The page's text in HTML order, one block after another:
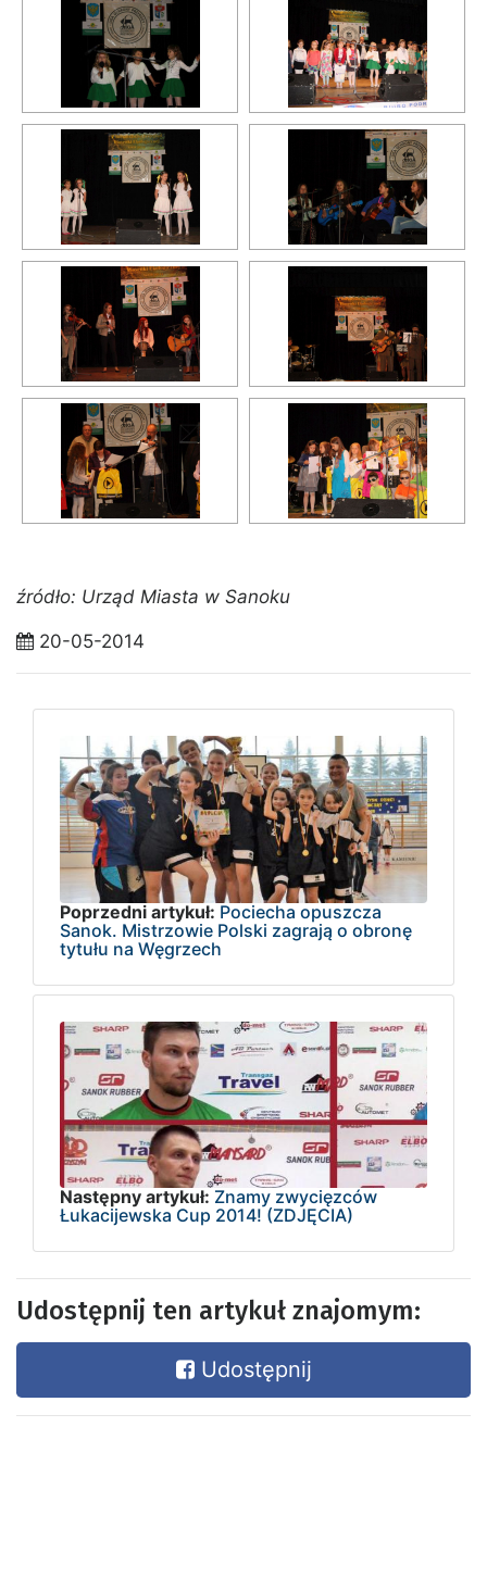
źródło: Urząd Miasta w Sanoku
20-05-2014
Poprzedni artykuł: Pociecha opuszcza
Sanok. Mistrzowie Polski zagrają o obronę
tytułu na Węgrzech
Następny artykuł: Znamy zwycięzców
Łukacijewska Cup 2014! (ZDJĘCIA)
Udostępnij ten artykuł znajomym:
Udostępnij